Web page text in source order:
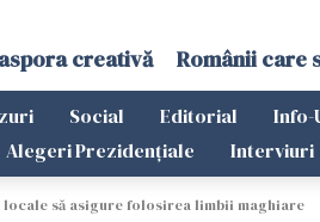
creativă Românii care
Social Editorial Info-
Alegeri Prezidențiale Interviuri
să asigure folosirea limbii maghiare